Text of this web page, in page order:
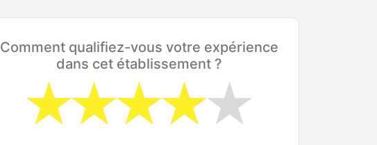
Comment qualifiez-vous votre expérience
dans cet établissement ?